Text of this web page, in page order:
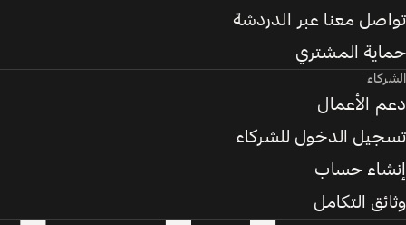
تواصل معنا عبر الدردشة
حماية المشتري
الشركاء
دعم الأعمال
تسجيل الدخول للشركاء
إنشاء حساب
وثائق التكامل